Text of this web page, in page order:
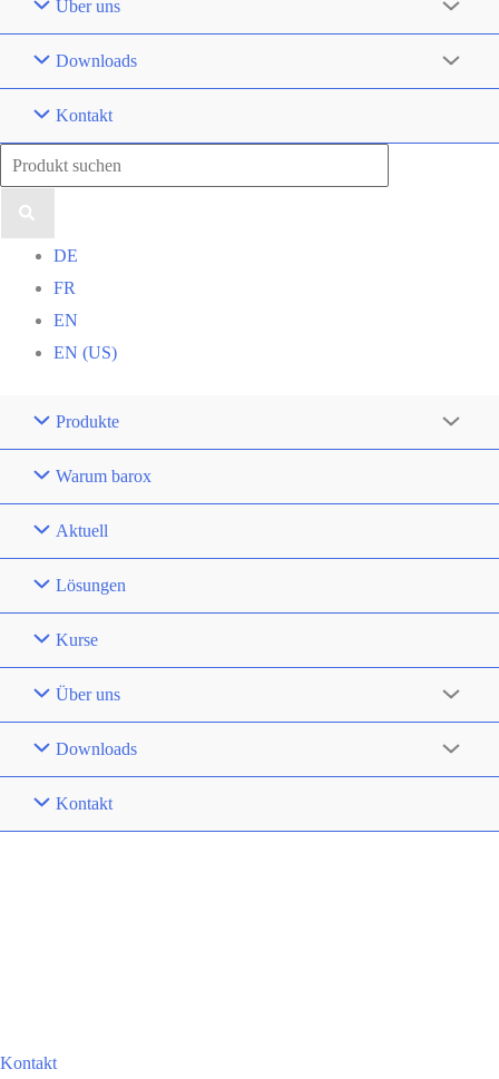
Über uns
Downloads
Kontakt
Search
for:
DE
FR
EN
EN (US)
Produkte
Warum barox
Aktuell
Lösungen
Kurse
Über uns
Downloads
Kontakt
Kontakt